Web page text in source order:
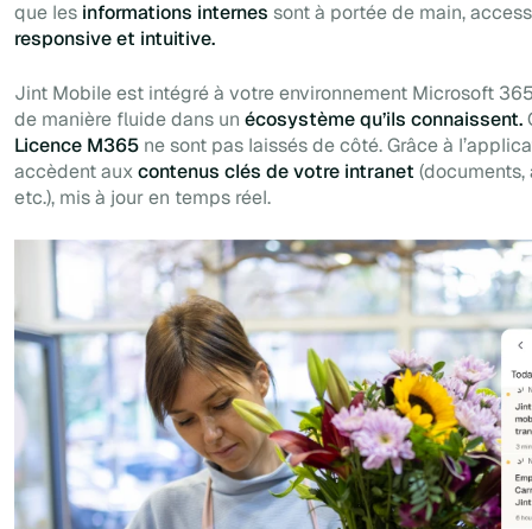
que les informations internes sont à portée de main,
responsive et intuitive.
Jint Mobile est intégré à votre environnement Microsoft
de manière fluide dans un écosystème qu’ils connaissent.
Licence M365 ne sont pas laissés de côté. Grâce à
accèdent auxcontenus clés de votre intranet (documents,
etc.), mis à jour en temps réel.